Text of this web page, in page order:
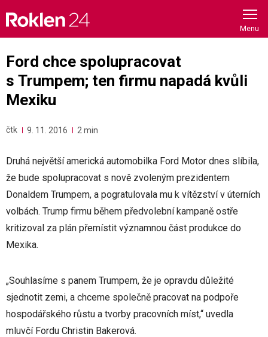
content
Ford chce spolupracovat
s Trumpem; ten firmu napadá kvůli
Mexiku
čtk 9. 11. 2016 2 min
Druhá největší americká automobilka Ford Motor dnes slíbila,
že bude spolupracovat s nově zvoleným prezidentem
Donaldem Trumpem, a pogratulovala mu k vítězství v úterních
volbách. Trump firmu během předvolební kampaně ostře
kritizoval za plán přemístit významnou část produkce do
Mexika.
„Souhlasíme s panem Trumpem, že je opravdu důležité
sjednotit zemi, a chceme společně pracovat na podpoře
hospodářského růstu a tvorby pracovních míst,“ uvedla
mluvčí Fordu Christin Bakerová.